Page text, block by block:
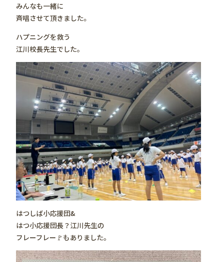
みんなも一緒に
斉唱させて頂きました。
ハプニングを救う
江川校長先生でした。
はつしば小応援団&
はつ小応援団長？江川先生の
フレーフレー🚩もありました。